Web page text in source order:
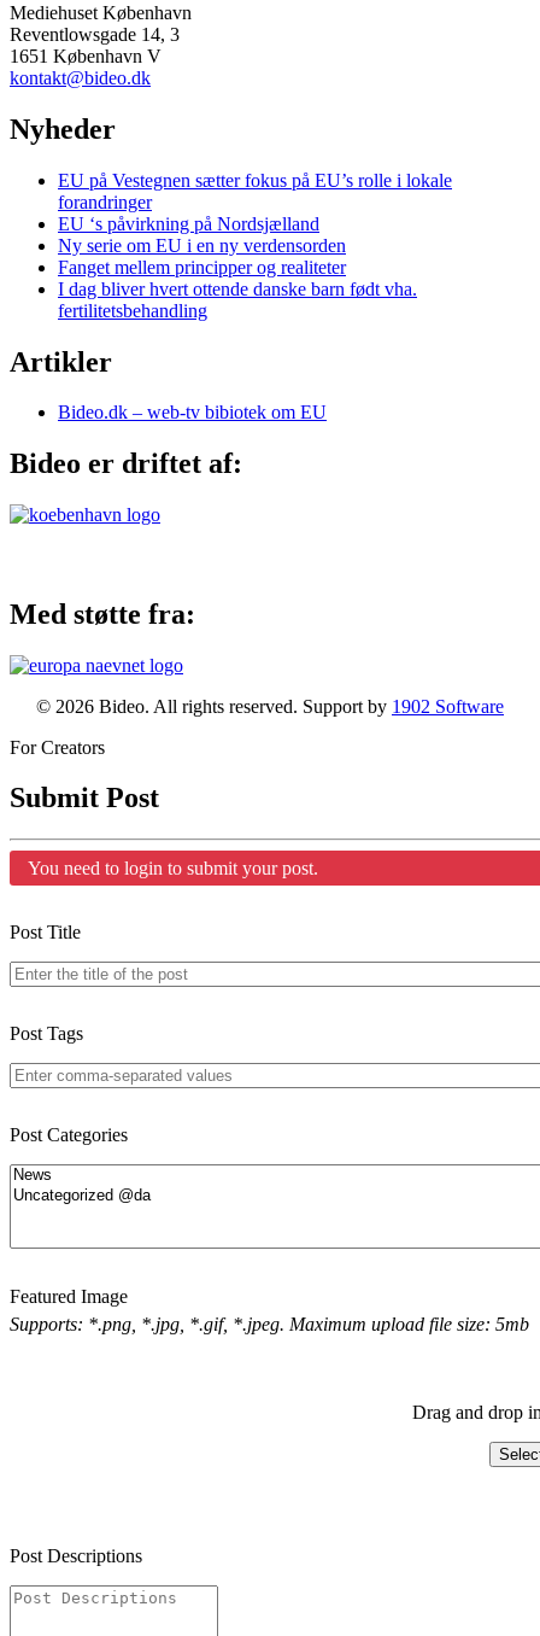
Mediehuset København
Reventlowsgade 14, 3
1651 København V
kontakt@bideo.dk
Nyheder
EU på Vestegnen sætter fokus på EU’s rolle i lokale
forandringer
EU ‘s påvirkning på Nordsjælland
Ny serie om EU i en ny verdensorden
Fanget mellem principper og realiteter
I dag bliver hvert ottende danske barn født vha.
fertilitetsbehandling
Artikler
Bideo.dk – web-tv bibiotek om EU
Bideo er driftet af:
Med støtte fra:
© 2026 Bideo. All rights reserved. Support by 1902 Software
For Creators
Submit Post
You need to login to submit your post.
Post Title
Post Tags
Post Categories
Featured Image
Supports: *.png, *.jpg, *.gif, *.jpeg. Maximum upload file size: 5mb
Drag and drop
Post Descriptions